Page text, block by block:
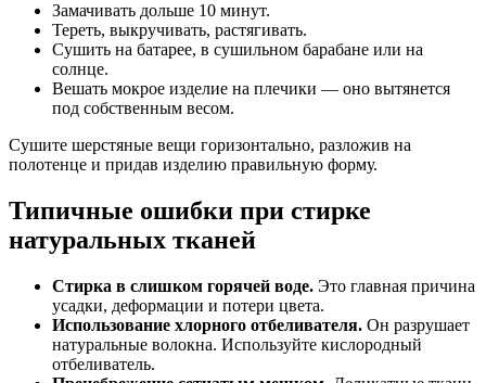
Замачивать дольше 10 минут.
Тереть, выкручивать, растягивать.
Сушить на батарее, в сушильном барабане или на
солнце.
Вешать мокрое изделие на плечики — оно вытянется
под собственным весом.
Сушите шерстяные вещи горизонтально, разложив на
полотенце и придав изделию правильную форму.
Типичные ошибки при стирке
натуральных тканей
Стирка в слишком горячей воде. Это главная причина
усадки, деформации и потери цвета.
Использование хлорного отбеливателя. Он разрушает
натуральные волокна. Используйте кислородный
отбеливатель.